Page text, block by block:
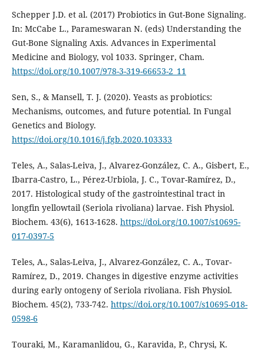
Schepper J.D. et al. (2017) Probiotics in Gut-Bone Signaling.
In: McCabe L., Parameswaran N. (eds) Understanding the
Gut-Bone Signaling Axis. Advances in Experimental
Medicine and Biology, vol 1033. Springer, Cham.
https://doi.org/10.1007/978-3-319-66653-2_11
Sen, S., & Mansell, T. J. (2020). Yeasts as probiotics:
Mechanisms, outcomes, and future potential. In Fungal
Genetics and Biology.
https://doi.org/10.1016/j.fgb.2020.103333
Teles, A., Salas-Leiva, J., Alvarez-González, C. A., Gisbert, E.,
Ibarra-Castro, L., Pérez-Urbiola, J. C., Tovar-Ramírez, D.,
2017. Histological study of the gastrointestinal tract in
longfin yellowtail (Seriola rivoliana) larvae. Fish Physiol.
Biochem. 43(6), 1613-1628. https://doi.org/10.1007/s10695-
017-0397-5
Teles, A., Salas-Leiva, J., Alvarez-González, C. A., Tovar-
Ramírez, D., 2019. Changes in digestive enzyme activities
during early ontogeny of Seriola rivoliana. Fish Physiol.
Biochem. 45(2), 733-742. https://doi.org/10.1007/s10695-018-
0598-6
Touraki, M., Karamanlidou, G., Karavida, P., Chrysi, K.